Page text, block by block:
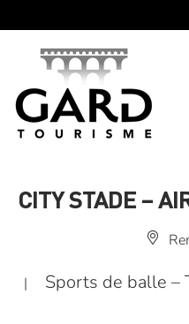
CITY STADE –
| Sports de balle –